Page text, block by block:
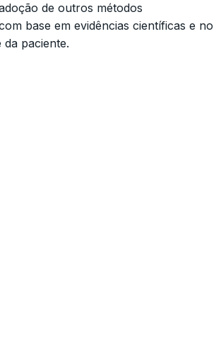
de outros métodos
base em evidências científicas e no
da paciente.